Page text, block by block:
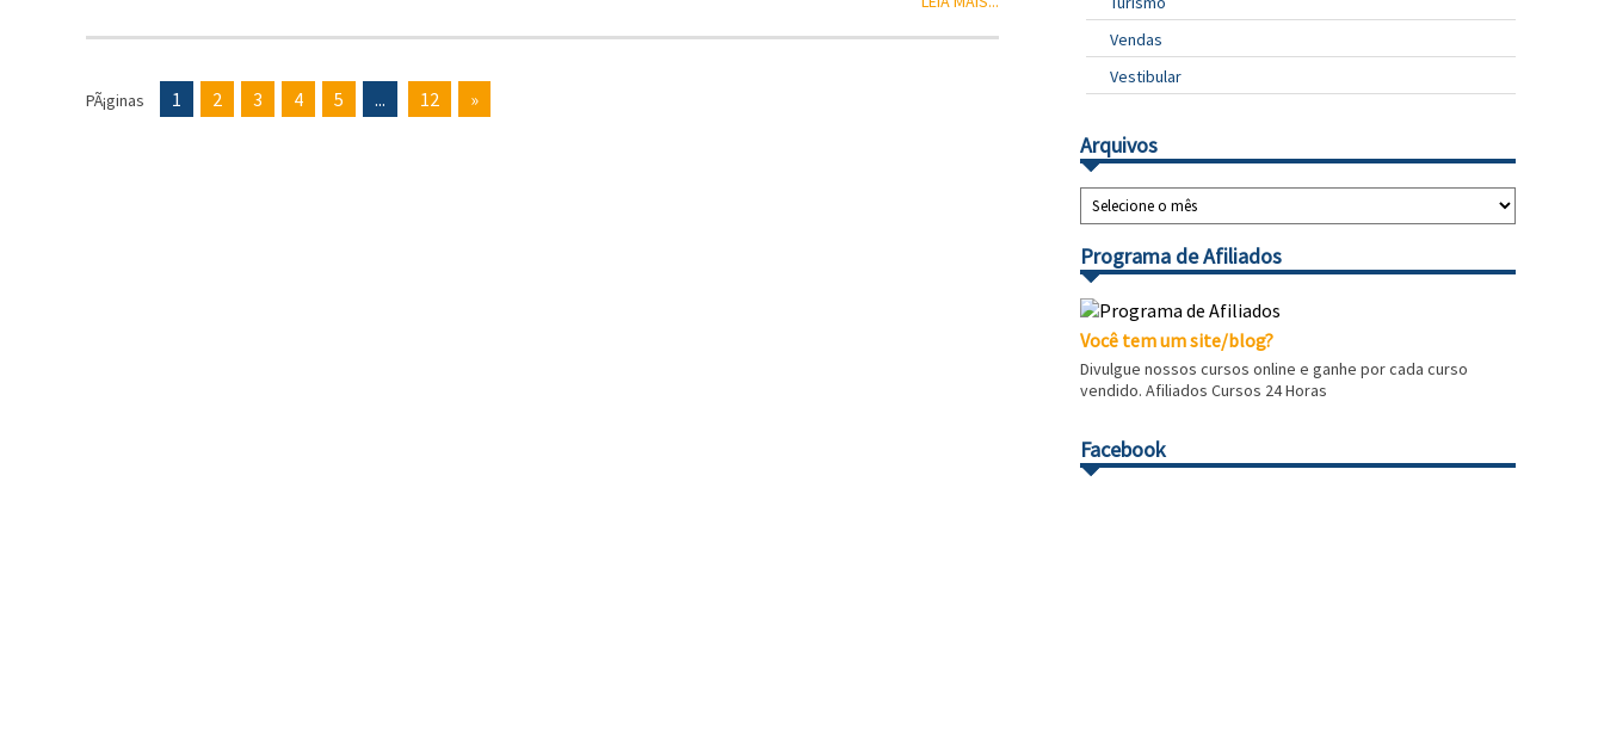
PÃ¡ginas 1 2 3 4 5 ... 12 »
Vendas
Vestibular
Arquivos
Programa de Afiliados
Você tem um site/blog?
Divulgue nossos cursos online e ganhe por cada curso
vendido. Afiliados Cursos 24 Horas
Facebook